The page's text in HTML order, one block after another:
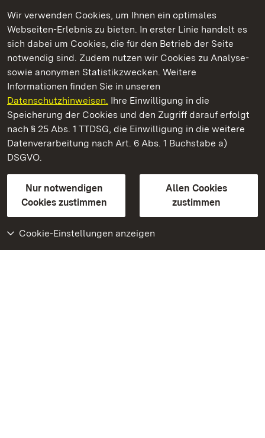
Wir verwenden Cookies, um Ihnen ein optimales
Webseiten-Erlebnis zu bieten. In erster Linie handelt es
sich dabei um Cookies, die für den Betrieb der Seite
notwendig sind. Zudem nutzen wir Cookies zu Analyse-
sowie anonymen Statistikzwecken. Weitere
Informationen finden Sie in unseren
Datenschutzhinweisen. Ihre Einwilligung in die
Speicherung der Cookies und den Zugriff darauf erfolgt
nach § 25 Abs. 1 TTDSG, die Einwilligung in die weitere
Datenverarbeitung nach Art. 6 Abs. 1 Buchstabe a)
DSGVO.
Nur notwendigen
Cookies zustimmen
Allen Cookies
zustimmen
Cookie-Einstellungen anzeigen
Kommen. Staunen. Genießen.
Schloss Heidelberg
Staatliche Schlösser und Gärten Baden-Württemberg
Kontakt
GebärdenspracheLeichte Sprache
Erklärung zur Barrierefreiheit
BITV-konform (geprüfte Seiten)
Weiteres